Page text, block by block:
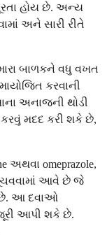
હોય છે. અન્ય
અને સારી રીતે
બાળકને વધુ વખત
કરવાની
અનાજની થોડી
કરવું મદદ કરી શકે છે,
અથવા omeprazole,
આવે છે જે
છે. આ દવાઓ
આપી શકે છે.